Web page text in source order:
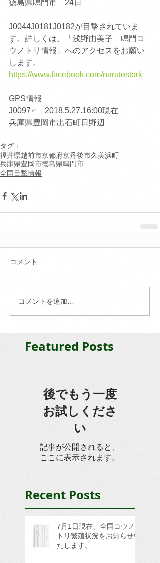
徳島県鳴門市　24日
J0044J0181J0182が目撃されていま
す。詳しくは、「浅野由美子　鳴門コ
ウノトリ情報」へのアクセスをお願い
します。
https://www.facebook.com/narutostork
GPS情報
J0097♂　2018.5.27.16:00現在
兵庫県豊岡市出石町日野辺
タグ：
福井県越前市京都府京丹後市久美浜町
兵庫県豊岡市徳島県鳴門市
全国目撃情報
コメント
コメントを追加…
Featured Posts
後でもう一度
お試しくださ
い
記事が公開されると、
ここに表示されます。
Recent Posts
7月1日現在、全国コウノ
トリ繁殖状況をお知らせい
たします。